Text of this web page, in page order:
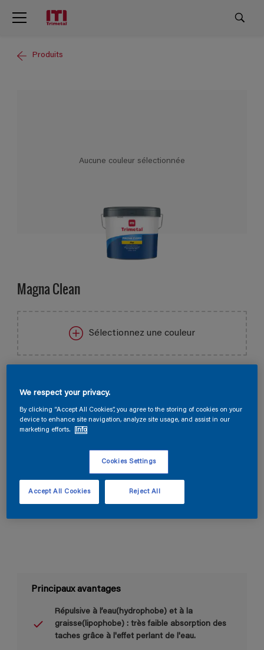
Produits
Aucune couleur sélectionnée
Magna Clean
Sélectionnez une couleur
1 L
Quantité
Calculer
Trouver un magasin
Principaux avantages
Répulsive à l’eau(hydrophobe) et à la
graisse(lipophobe) : très faible absorption des
taches grâce à l'effet perlant de l'eau.
We respect your privacy.
By clicking “Accept All Cookies”, you agree to the storing of cookies on your
device to enhance site navigation, analyze site usage, and assist in our
marketing efforts.
Info
Cookies Settings
Reject All
Accept All Cookies